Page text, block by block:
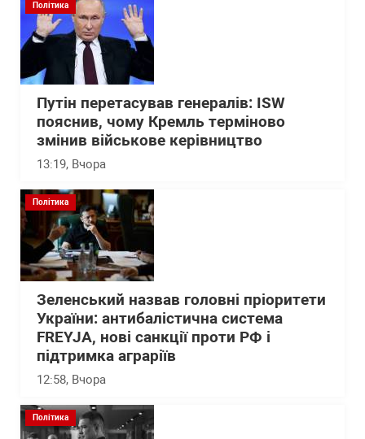
Політика
Путін перетасував генералів: ISW
пояснив, чому Кремль терміново
змінив військове керівництво
13:19, Вчора
Політика
Зеленський назвав головні пріоритети
України: антибалістична система
FREYJA, нові санкції проти РФ і
підтримка аграріїв
12:58, Вчора
Політика